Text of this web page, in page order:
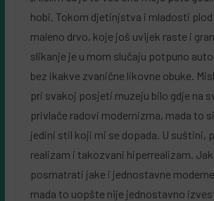
hobi. Tokom djetinjstva i mladosti
maleno drvo, koje još uvijek raste i
slikanje je u mom slučaju potpuno
bez ikakve zvanične likovne obuke.
pri svakoj posjeti muzeju bilo gdje na
privlače radovi modernizma, mada to
jedini stil koji mi se dopada. U suštini,
realizam i takozvani hiperrealizam.
posmatrati jake i jednostavne
mada to uopšte nije jednostavno